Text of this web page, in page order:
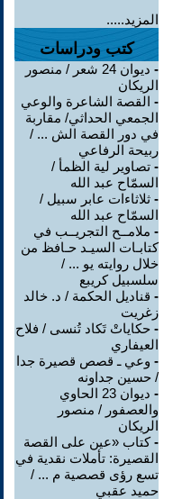
المزيد.....
كتب ودراسات
-
ديوان 24 شعر / منصور
الريكان
- القصة الشاعرة والوعي
الجمعي الحداثي/ مقاربة
في دور القصة الش ... /
ربيحة الرفاعي
- تصاوير لية الظمأ /
السمّاح عبد الله
- ثلاثاءات عابر سبيل /
السمّاح عبد الله
- ملامــح التجريــب في
كتابـات السيـد حـافظ من
خلال روايته يو ... /
سلسبيل كريبع
- قناديل الحكمة / د. خالد
زغريت
- حكاياتْ تَكاد تُنسى / فلاح
العيفاري
- وعي ـ قصص قصيرة جدا
/ حسين جداونه
-
ديوان 23 الحاوي
والعصفور / منصور
الريكان
-كتاب «عين على القصة
القصيرة: تأملات نقدية في
تسع رؤى قصصية م ... /
حميد عقبي